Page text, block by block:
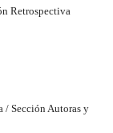
Retrospectiva
/ Sección Autoras y